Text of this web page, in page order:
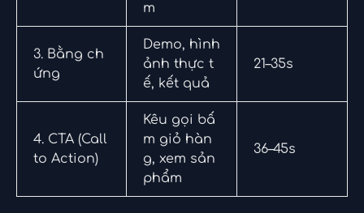
m
3. Bằng ch
ứng
Demo, hình
ảnh thực t
ế, kết quả
21–35s
4. CTA (Call
to Action)
Kêu gọi bấ
m giỏ hàn
g, xem sản
phẩm
36–45s